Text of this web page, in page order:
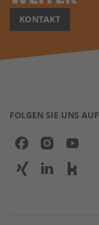
KONTAKT
FOLGEN SIE UNS AUF